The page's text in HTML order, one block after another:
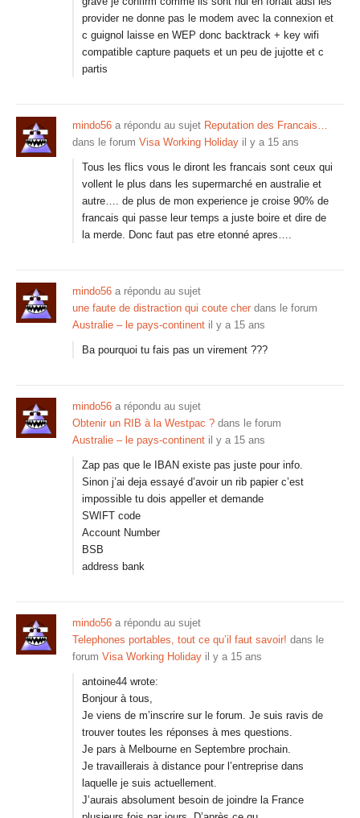
provider ne donne pas le modem avec la connexion et
c guignol laisse en WEP donc backtrack + key wifi
compatible capture paquets et un peu de jujotte et c
partis
mindo56 a répondu au sujet Reputation des Francais…
dans le forum Visa Working Holiday il y a 15 ans
Tous les flics vous le diront les francais sont ceux qui
vollent le plus dans les supermarché en australie et
autre…. de plus de mon experience je croise 90% de
francais qui passe leur temps a juste boire et dire de
la merde. Donc faut pas etre etonné apres….
mindo56 a répondu au sujet
une faute de distraction qui coute cher dans le forum
Australie – le pays-continent il y a 15 ans
Ba pourquoi tu fais pas un virement ???
mindo56 a répondu au sujet
Obtenir un RIB à la Westpac ? dans le forum
Australie – le pays-continent il y a 15 ans
Zap pas que le IBAN existe pas juste pour info.
Sinon j’ai deja essayé d’avoir un rib papier c’est
impossible tu dois appeller et demande
SWIFT code
Account Number
BSB
address bank
mindo56 a répondu au sujet
Telephones portables, tout ce qu’il faut savoir! dans le
forum Visa Working Holiday il y a 15 ans
antoine44 wrote:
Bonjour à tous,
Je viens de m’inscrire sur le forum. Je suis ravis de
trouver toutes les réponses à mes questions.
Je pars à Melbourne en Septembre prochain.
Je travaillerais à distance pour l’entreprise dans
laquelle je suis actuellement.
J’aurais absolument besoin de joindre la France